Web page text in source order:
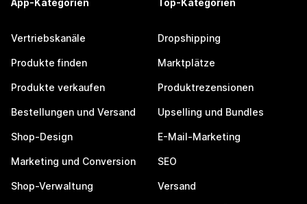
App-Kategorien
Vertriebskanäle
Produkte finden
Produkte verkaufen
Bestellungen und Versand
Shop-Design
Marketing und Conversion
Shop-Verwaltung
Top-Kategorien
Dropshipping
Marktplätze
Produktrezensionen
Upselling und Bundles
E-Mail-Marketing
SEO
Versand